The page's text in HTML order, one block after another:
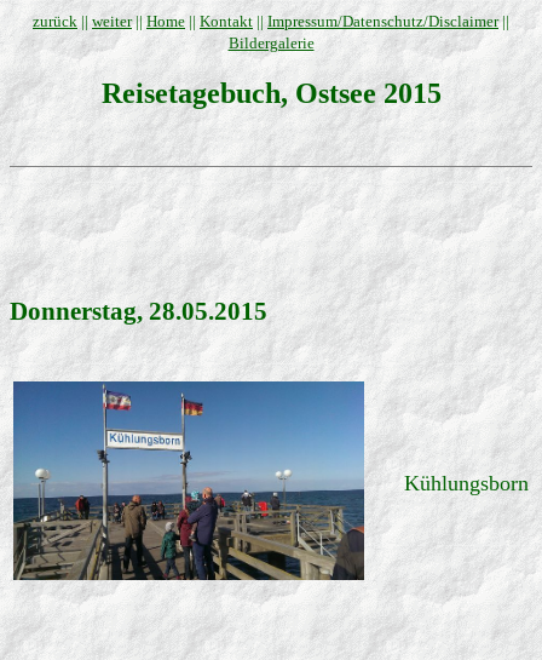
zurück || weiter|| Home || Kontakt || Impressum/Datenschutz/Disclaimer||
Bildergalerie
Reisetagebuch, Ostsee 2015
Donnerstag, 28.05.2015
Kühlungsborn